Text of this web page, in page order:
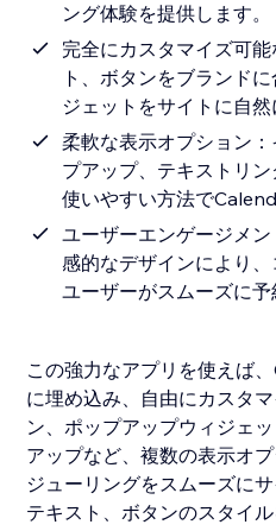
ング体験を提供します。
完全にカスタマイズ可
ト、ボタンをブランド
ジェットをサイトに自然
柔軟な表示オプション
プアップ、テキストリ
使いやすい方法で
ユーザーエンゲージメ
感的なデザインにより、
ユーザーがスムーズに予
この強力なアプリを使えば
に埋め込み、自由にカスタ
ン、ポップアップウィジェ
アップなど、複数の表示オ
ジューリングをスムーズに
テキスト、ボタンのスタイ